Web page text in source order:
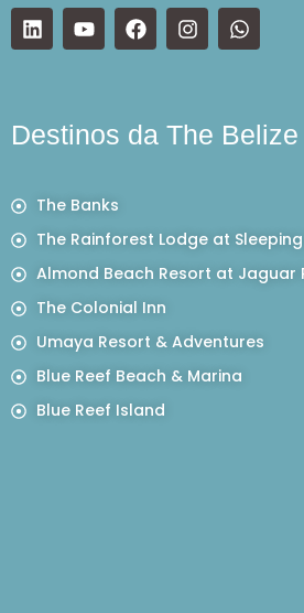
Destinos da The
The Banks
The Rainforest Lodge at
Almond Beach Resort at Jaguar
The Colonial Inn
Umaya Resort & Adventures
Blue Reef Beach & Marina
Blue Reef Island